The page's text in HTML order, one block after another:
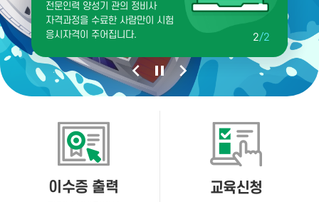
기간은 신청일로부터 12개월입니다.
해당 교육과정 수료 후 유효기간은 2년
입니다.
전문인력 양성기 관의 정비사
자격과정을 수료한 사람만이 시험
응시자격이 주어집니다.
2/2
이수증 출력 교육신청